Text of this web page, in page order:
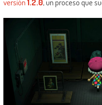
versión1.2.0, un proceso que